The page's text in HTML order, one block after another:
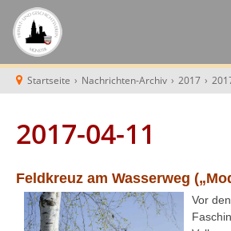
Startseite › Nachrichten-Archiv › 2017 ›
2017-04-11
Feldkreuz am Wasserweg
Vor